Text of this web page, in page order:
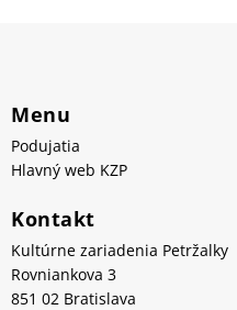
Menu
Podujatia
Hlavný web KZP
Kontakt
Kultúrne zariadenia Petržalky
Rovniankova 3
851 02 Bratislava